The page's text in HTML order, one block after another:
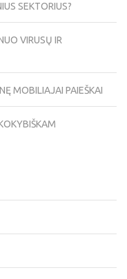
SEKTORIUS?
VIRUSŲ IR
MOBILIAJAI PAIEŠKAI